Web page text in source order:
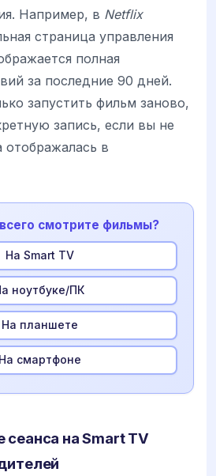
Например, в Netflix
страница управления
полная
за последние 90 дней.
запустить фильм заново,
запись, если вы не
отображалась в
смотрите фильмы?
На Smart TV
ноутбуке/ПК
На планшете
На смартфоне
сеанса на Smart TV